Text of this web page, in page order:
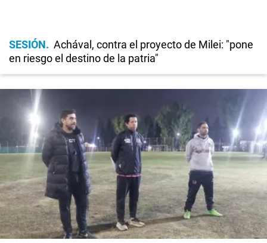
SESIÓN
Achával, contra el proyecto de Milei: "pone
en riesgo el destino de la patria"